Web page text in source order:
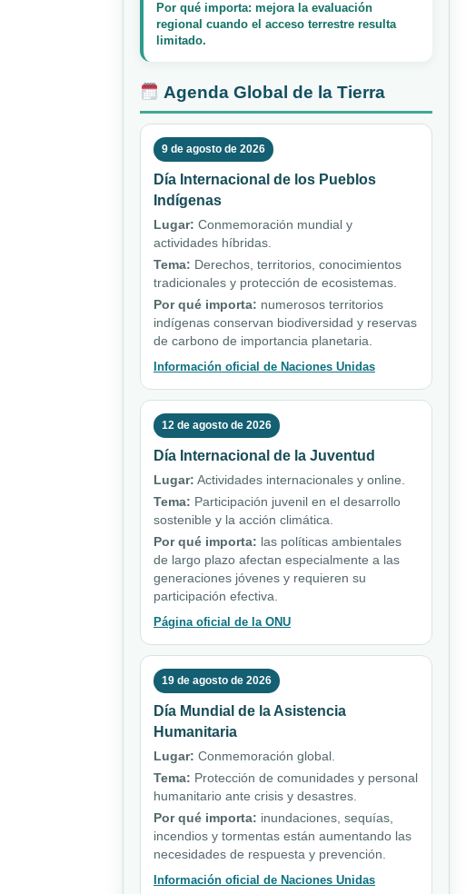
Por qué importa: mejora la evaluación
regional cuando el acceso terrestre resulta
limitado.
Agenda Global de la Tierra
9 de agosto de 2026
Día Internacional de los Pueblos
Indígenas
Lugar: Conmemoración mundial y
actividades híbridas.
Tema: Derechos, territorios, conocimientos
tradicionales y protección de ecosistemas.
Por qué importa: numerosos territorios
indígenas conservan biodiversidad y reservas
de carbono de importancia planetaria.
Información oficial de Naciones Unidas
12 de agosto de 2026
Día Internacional de la Juventud
Lugar: Actividades internacionales y online.
Tema: Participación juvenil en el desarrollo
sostenible y la acción climática.
Por qué importa: las políticas ambientales
de largo plazo afectan especialmente a las
generaciones jóvenes y requieren su
participación efectiva.
Página oficial de la ONU
19 de agosto de 2026
Día Mundial de la Asistencia
Humanitaria
Lugar: Conmemoración global.
Tema: Protección de comunidades y personal
humanitario ante crisis y desastres.
Por qué importa: inundaciones, sequías,
incendios y tormentas están aumentando las
necesidades de respuesta y prevención.
Información oficial de Naciones Unidas